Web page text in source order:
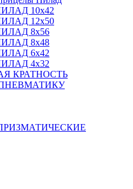
10х42
12х50
8х56
8х48
6х42
4х32
КРАТНОСТЬ